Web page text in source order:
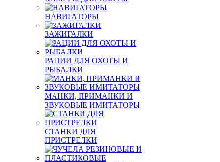
НАВИГАТОРЫ
ЗАЖИГАЛКИ
РАЦИИ ДЛЯ ОХОТЫ И
РЫБАЛКИ
МАНКИ, ПРИМАНКИ И
ЗВУКОВЫЕ ИМИТАТОРЫ
СТАНКИ ДЛЯ
ПРИСТРЕЛКИ